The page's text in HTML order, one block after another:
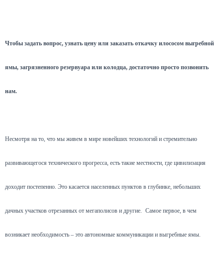
Чтобы задать вопрос, узнать цену или заказать откачку илососом выгребной
ямы, загрязненного резервуара или колодца, достаточно просто позвонить
нам.
Несмотря на то, что мы живем в мире новейших технологий и стремительно
развивающегося технического прогресса, есть такие местности, где цивилизация
доходит постепенно. Это касается населенных пунктов в глубинке, небольших
дачных участков отрезанных от мегаполисов и другие. Самое первое, в чем
возникает необходимость – это автономные коммуникации и выгребные ямы.